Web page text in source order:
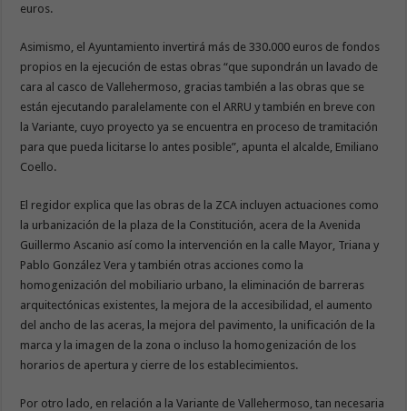
euros.
Asimismo, el Ayuntamiento invertirá más de 330.000 euros de fondos
propios en la ejecución de estas obras “que supondrán un lavado de
cara al casco de Vallehermoso, gracias también a las obras que se
están ejecutando paralelamente con el ARRU y también en breve con
la Variante, cuyo proyecto ya se encuentra en proceso de tramitación
para que pueda licitarse lo antes posible”, apunta el alcalde, Emiliano
Coello.
El regidor explica que las obras de la ZCA incluyen actuaciones como
la urbanización de la plaza de la Constitución, acera de la Avenida
Guillermo Ascanio así como la intervención en la calle Mayor, Triana y
Pablo González Vera y también otras acciones como la
homogenización del mobiliario urbano, la eliminación de barreras
arquitectónicas existentes, la mejora de la accesibilidad, el aumento
del ancho de las aceras, la mejora del pavimento, la unificación de la
marca y la imagen de la zona o incluso la homogenización de los
horarios de apertura y cierre de los establecimientos.
Por otro lado, en relación a la Variante de Vallehermoso, tan necesaria